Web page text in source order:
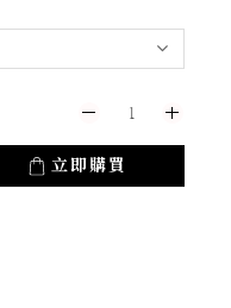
立即購買